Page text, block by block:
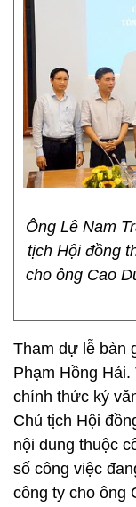
Ông Lê Nam
tịch Hội đồng
cho ông Cao
Tham dự lễ bàn
Phạm Hồng
chính thức ký
Chủ tịch Hội
nội dung thuộc
số công việc
công ty cho ông